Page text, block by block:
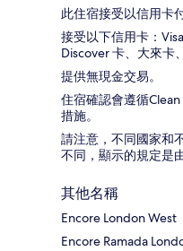
此住宿接受以信用卡
接受以下信用卡：
Discover 卡、大來卡
提供無現金交易。
住宿確認會遵循
措施。
請注意，不同國家和
不同，顯示的規定是
其他名稱
Encore London West
Encore Ramada